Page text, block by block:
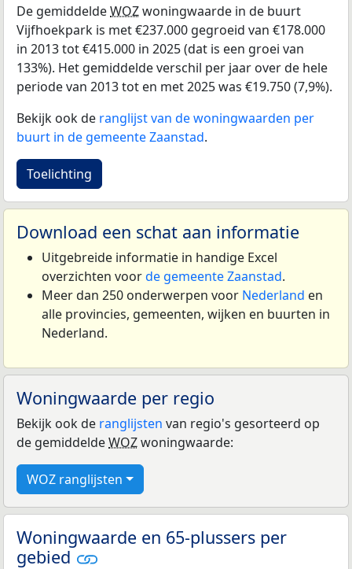
De gemiddeldeWOZwoningwaarde in de buurt
Vijfhoekpark is met €237.000 gegroeid van €178.000
in 2013 tot €415.000 in 2025 (dat is een groei van
133%). Het gemiddelde verschil per jaar over de hele
periode van 2013 tot en met 2025 was €19.750 (7,9%).
Bekijk ook de ranglijst van de woningwaarden per
buurt in de gemeente Zaanstad.
Toelichting
Download een schat aan informatie
Uitgebreide informatie in handige Excel
overzichten voorde gemeente Zaanstad.
Meer dan 250 onderwerpen voor Nederland en
alle provincies, gemeenten, wijken en buurten in
Nederland.
Woningwaarde per regio
Bekijk ook de ranglijsten van regio's gesorteerd op
de gemiddeldeWOZwoningwaarde:
WOZ ranglijsten
Woningwaarde en 65-plussers per
gebied